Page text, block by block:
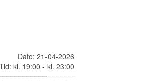
Dato: 21-04-2026
kl. 19:00 - kl. 23:00